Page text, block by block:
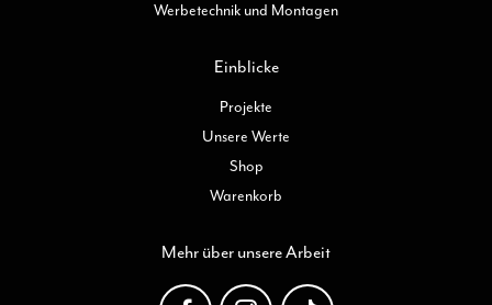
Werbetechnik und Montagen
Einblicke
Projekte
Unsere Werte
Shop
Warenkorb
Mehr über unsere Arbeit